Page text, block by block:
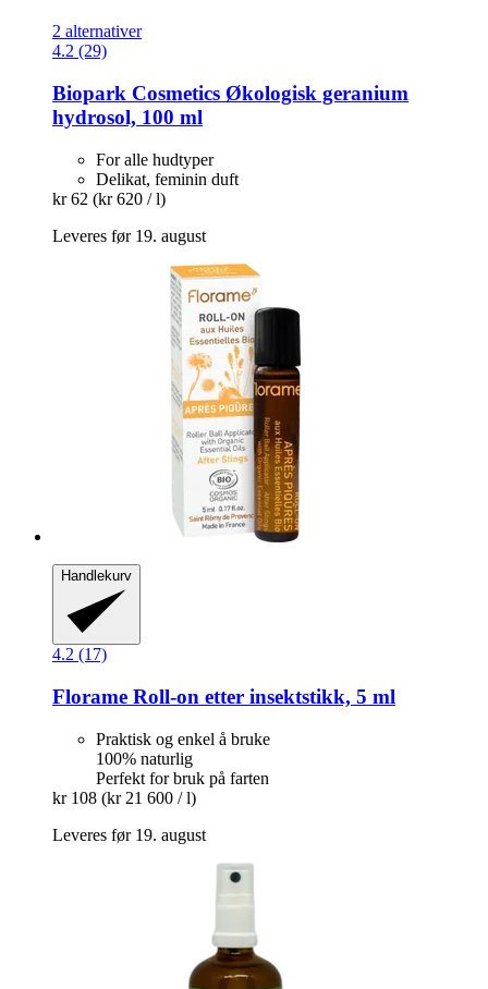
2 alternativer
4.2 (29)
Biopark Cosmetics Økologisk geranium
hydrosol, 100 ml
For alle hudtyper
Delikat, feminin duft
kr 62 (kr 620 / l)
Leveres før 19. august
Handlekurv
4.2 (17)
Florame Roll-​on etter insektstikk, 5 ml
Praktisk og enkel å bruke
100% naturlig
Perfekt for bruk på farten
kr 108 (kr 21 600 / l)
Leveres før 19. august